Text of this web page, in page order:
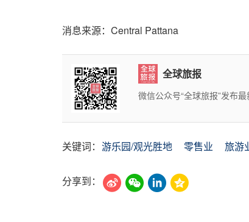
消息来源：Central Pattana
全球旅报
微信公众号“全球旅报”发布
关键词： 游乐园/观光胜地 零售业 旅游
分享到：